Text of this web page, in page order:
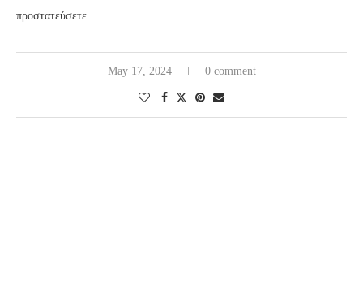
προστατεύσετε.
May 17, 2024 0 comment